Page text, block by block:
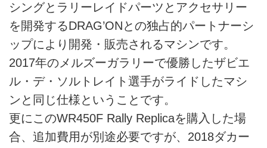
シングとラリーレイドパーツとアクセサリー
を開発するDRAG’ONとの独占的パートナーシ
ップにより開発・販売されるマシンです。
2017年のメルズーガラリーで優勝したザビエ
ル・デ・ソルトレイト選手がライドしたマシ
ンと同じ仕様ということです。
更にこのWR450F Rally Replicaを購入した場
合、追加費用が別途必要ですが、2018ダカー